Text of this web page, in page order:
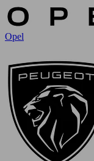
Opel